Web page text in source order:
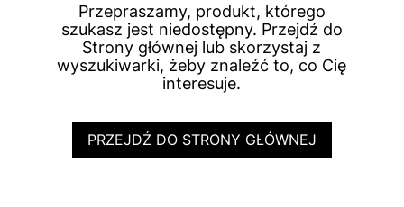
Przepraszamy, produkt, którego
szukasz jest niedostępny. Przejdź do
Strony głównej lub skorzystaj z
wyszukiwarki, żeby znaleźć to, co Cię
interesuje.
PRZEJDŹ DO STRONY GŁÓWNEJ